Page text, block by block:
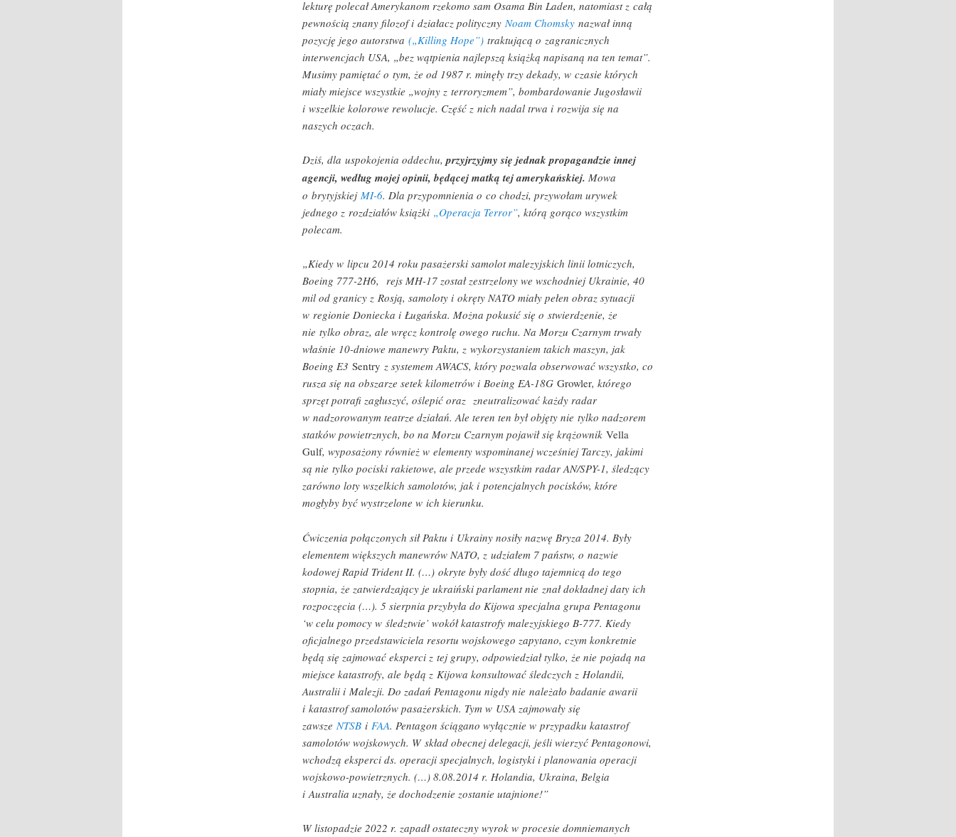
lekturę polecał Amerykanom rzekomo sam Osama Bin Laden, natomiast z całą
pewnością znany filozof i działacz polityczny Noam Chomskynazwał inną
pozycję jego autorstwa („Killing Hope”)traktującą o zagranicznych
interwencjach USA, „bez wątpienia najlepszą książką napisaną na ten temat”.
Musimy pamiętać o tym, że od 1987 r. minęły trzy dekady, w czasie których
miały miejsce wszystkie „wojny z terroryzmem”, bombardowanie Jugosławii
i wszelkie kolorowe rewolucje. Część z nich nadal trwa i rozwija się na
naszych oczach.
Dziś, dla uspokojenia oddechu,przyjrzyjmy się jednak propagandzie innej
agencji, według mojej opinii, będącej matką tej amerykańskiej. Mowa
o brytyjskiej MI-6. Dla przypomnienia o co chodzi, przywołam urywek
jednego z rozdziałów książki „Operacja Terror”, którą gorąco wszystkim
polecam.
„Kiedy w lipcu 2014 roku pasażerski samolot malezyjskich linii lotniczych,
Boeing 777-2H6, rejs MH-17 został zestrzelony we wschodniej Ukrainie, 40
mil od granicy z Rosją, samoloty i okręty NATO miały pełen obraz sytuacji
w regionie Doniecka i Ługańska. Można pokusić się o stwierdzenie, że
nie tylko obraz, ale wręcz kontrolę owego ruchu. Na Morzu Czarnym trwały
właśnie 10-dniowe manewry Paktu, z wykorzystaniem takich maszyn, jak
Boeing E3 Sentry z systemem AWACS, który pozwala obserwować wszystko, co
rusza się na obszarze setek kilometrów i Boeing EA-18G Growler, którego
sprzęt potrafi zagłuszyć, oślepić oraz zneutralizować każdy radar
w nadzorowanym teatrze działań. Ale teren ten był objęty nie tylko nadzorem
statków powietrznych, bo na Morzu Czarnym pojawił się krążownik Vella
Gulf, wyposażony również w elementy wspominanej wcześniej Tarczy, jakimi
są nie tylko pociski rakietowe, ale przede wszystkim radar AN/SPY-1, śledzący
zarówno loty wszelkich samolotów, jak i potencjalnych pocisków, które
mogłyby być wystrzelone w ich kierunku.
Ćwiczenia połączonych sił Paktu i Ukrainy nosiły nazwę Bryza 2014. Były
elementem większych manewrów NATO, z udziałem 7 państw, o nazwie
kodowej Rapid Trident II. (…) okryte były dość długo tajemnicą do tego
stopnia, że zatwierdzający je ukraiński parlament nie znał dokładnej daty ich
rozpoczęcia (…). 5 sierpnia przybyła do Kijowa specjalna grupa Pentagonu
‘w celu pomocy w śledztwie’ wokół katastrofy malezyjskiego B-777. Kiedy
oficjalnego przedstawiciela resortu wojskowego zapytano, czym konkretnie
będą się zajmować eksperci z tej grupy, odpowiedział tylko, że nie pojadą na
miejsce katastrofy, ale będą z Kijowa konsultować śledczych z Holandii,
Australii i Malezji. Do zadań Pentagonu nigdy nie należało badanie awarii
i katastrof samolotów pasażerskich. Tym w USA zajmowały się
zawsze NTSBi FAA. Pentagon ściągano wyłącznie w przypadku katastrof
samolotów wojskowych. W skład obecnej delegacji, jeśli wierzyć Pentagonowi,
wchodzą eksperci ds. operacji specjalnych, logistyki i planowania operacji
wojskowo-powietrznych. (…) 8.08.2014 r. Holandia, Ukraina, Belgia
i Australia uznały, że dochodzenie zostanie utajnione!”
W listopadzie 2022 r. zapadł ostateczny wyrok w procesie domniemanych